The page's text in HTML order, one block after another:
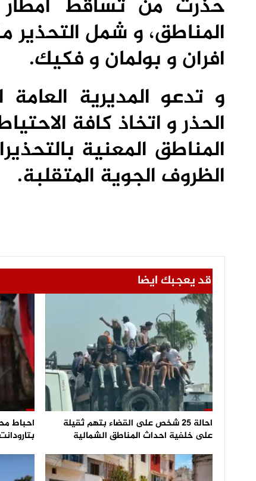
المناطق، و شمل التحذير
افران و بولمان و فكيك.
و تدعو المديرية
الحذر و اتخاذ كافة
المناطق المعنية
الظروف الجوية المتقلبة.
قد يعجبك ايضا
احالة 25 شخص على القضاء بتهم ثقيلة
على خلفية احداث المناطق الشمالية